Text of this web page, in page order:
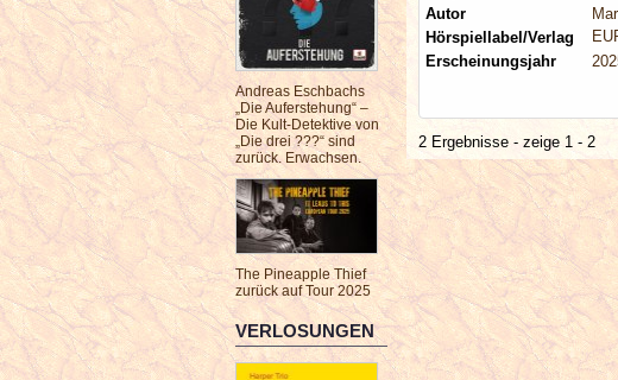
Andreas Eschbachs
„Die Auferstehung“ –
Die Kult-Detektive von
„Die drei ???“ sind
zurück. Erwachsen.
The Pineapple Thief
zurück auf Tour 2025
VERLOSUNGEN
Autor
Hörspiellabel/Verlag
Erscheinungsjahr
2 Ergebnisse - zeige 1 - 2